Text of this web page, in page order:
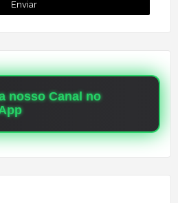
nosso Canal no